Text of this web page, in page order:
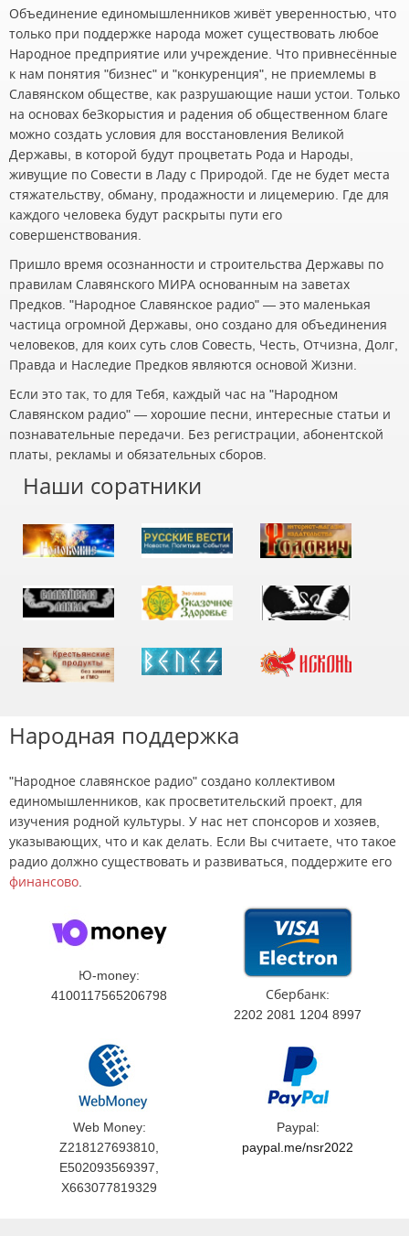
Объединение единомышленников живёт уверенностью, что
только при поддержке народа может существовать любое
Народное предприятие или учреждение. Что привнесённые
к нам понятия "бизнес" и "конкуренция", не приемлемы в
Славянском обществе, как разрушающие наши устои. Только
на основах беЗкорыстия и радения об общественном благе
можно создать условия для восстановления Великой
Державы, в которой будут процветать Рода и Народы,
живущие по Совести в Ладу с Природой. Где не будет места
стяжательству, обману, продажности и лицемерию. Где для
каждого человека будут раскрыты пути его
совершенствования.
Пришло время осознанности и строительства Державы по
правилам Славянского МИРА основанным на заветах
Предков. "Народное Славянское радио" — это маленькая
частица огромной Державы, оно создано для объединения
человеков, для коих суть слов Совесть, Честь, Отчизна, Долг,
Правда и Наследие Предков являются основой Жизни.
Если это так, то для Тебя, каждый час на "Народном
Славянском радио" — хорошие песни, интересные статьи и
познавательные передачи. Без регистрации, абонентской
платы, рекламы и обязательных сборов.
Наши соратники
Народная поддержка
"Народное славянское радио" создано коллективом
единомышленников, как просветительский проект, для
изучения родной культуры. У нас нет спонсоров и хозяев,
указывающих, что и как делать. Если Вы считаете, что такое
радио должно существовать и развиваться, поддержите его
финансово.
Ю-money:
4100117565206798
Сбербанк:
2202 2081 1204 8997
Web Money:
Z218127693810,
E502093569397,
X663077819329
Paypal:
paypal.me/nsr2022